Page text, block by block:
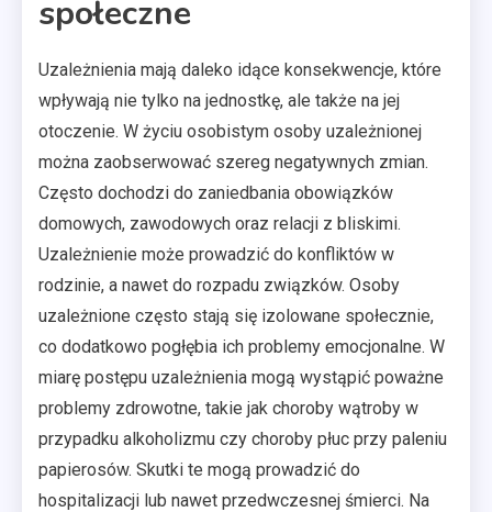
społeczne
Uzależnienia mają daleko idące konsekwencje, które
wpływają nie tylko na jednostkę, ale także na jej
otoczenie. W życiu osobistym osoby uzależnionej
można zaobserwować szereg negatywnych zmian.
Często dochodzi do zaniedbania obowiązków
domowych, zawodowych oraz relacji z bliskimi.
Uzależnienie może prowadzić do konfliktów w
rodzinie, a nawet do rozpadu związków. Osoby
uzależnione często stają się izolowane społecznie,
co dodatkowo pogłębia ich problemy emocjonalne. W
miarę postępu uzależnienia mogą wystąpić poważne
problemy zdrowotne, takie jak choroby wątroby w
przypadku alkoholizmu czy choroby płuc przy paleniu
papierosów. Skutki te mogą prowadzić do
hospitalizacji lub nawet przedwczesnej śmierci. Na